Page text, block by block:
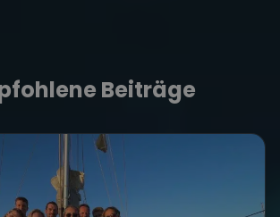
Beiträge